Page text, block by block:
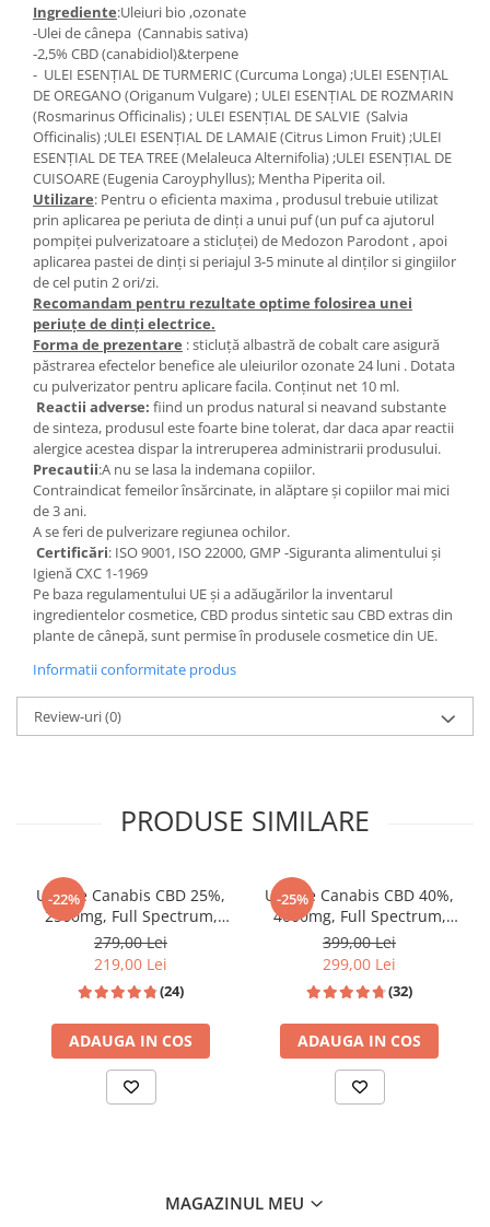
Ingrediente:Uleiuri bio ,ozonate
-Ulei de cânepa (Cannabis sativa)
-2,5% CBD (canabidiol)&terpene
- ULEI ESENȚIAL DE TURMERIC (Curcuma Longa) ;ULEI ESENȚIAL
DE OREGANO (Origanum Vulgare) ; ULEI ESENȚIAL DE ROZMARIN
(Rosmarinus Officinalis) ; ULEI ESENȚIAL DE SALVIE (Salvia
Officinalis) ;ULEI ESENȚIAL DE LAMAIE (Citrus Limon Fruit) ;ULEI
ESENȚIAL DE TEA TREE (Melaleuca Alternifolia) ;ULEI ESENȚIAL DE
CUISOARE (Eugenia Caroyphyllus); Mentha Piperita oil.
Utilizare: Pentru o eficienta maxima , produsul trebuie utilizat
prin aplicarea pe periuta de dinți a unui puf (un puf ca ajutorul
pompiței pulverizatoare a sticluței) de Medozon Parodont , apoi
aplicarea pastei de dinți si periajul 3-5 minute al dinților si gingiilor
de cel putin 2 ori/zi.
Recomandam pentru rezultate optime folosirea unei
periuțe de dinți electrice.
Forma de prezentare : sticluță albastră de cobalt care asigură
păstrarea efectelor benefice ale uleiurilor ozonate 24 luni . Dotata
cu pulverizator pentru aplicare facila. Conținut net 10 ml.
Reactii adverse: fiind un produs natural si neavand substante
de sinteza, produsul este foarte bine tolerat, dar daca apar reactii
alergice acestea dispar la intreruperea administrarii produsului.
Precautii:A nu se lasa la indemana copiilor.
Contraindicat femeilor însărcinate, in alăptare și copiilor mai mici
de 3 ani.
A se feri de pulverizare regiunea ochilor.
Certificări: ISO 9001, ISO 22000, GMP -Siguranta alimentului și
Igienă CXC 1-1969
Pe baza regulamentului UE și a adăugărilor la inventarul
ingredientelor cosmetice, CBD produs sintetic sau CBD extras din
plante de cânepă, sunt permise în produsele cosmetice din UE.
Informatii conformitate produs
Review-uri(0)
PRODUSE SIMILARE
-22%
Ulei de Canabis CBD 25%,
2500mg, Full Spectrum,
Premium, 10ml
279,00 Lei
219,00 Lei
(24)
ADAUGA IN COS
-25%
Ulei de Canabis CBD 40%,
4000mg, Full Spectrum,
Premium, 10ml
399,00 Lei
299,00 Lei
(32)
ADAUGA IN COS
MAGAZINUL MEU